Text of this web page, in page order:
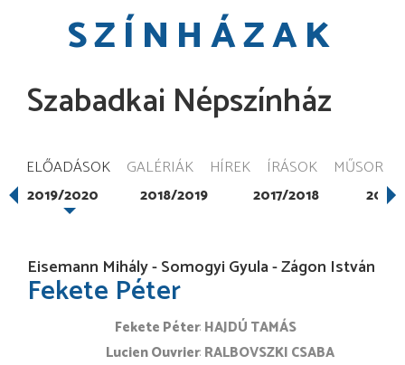
SZÍNHÁZAK
Szabadkai Népszínház
ELŐADÁSOK GALÉRIÁK HÍREK ÍRÁSOK MŰSOR
2019/2020 2018/2019 2017/2018
Eisemann Mihály - Somogyi Gyula - Zágon István
Fekete Péter
Fekete Péter HAJDÚ TAMÁS
Lucien Ouvrier RALBOVSZKI CSABA